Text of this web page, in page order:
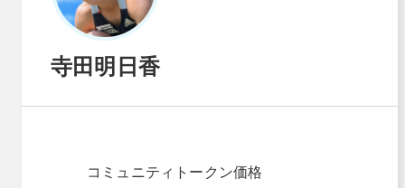
寺田明日香
コミュニティトークン価格